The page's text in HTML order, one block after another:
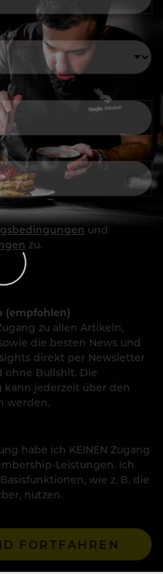
du
und
zu.
(empfohlen)
zu allen Artikeln,
die besten News und
direkt per Newsletter
ohne Bullshit. Die
jederzeit über den
werden.
habe ich KEINEN Zugang
Leistungen. Ich
wie z. B. die
nutzen.
FORTFAHREN